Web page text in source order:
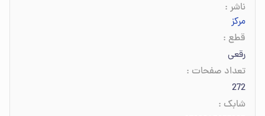
ناشر :
مرکز
قطع :
رقعی
تعداد صفحات :
272
شابک :